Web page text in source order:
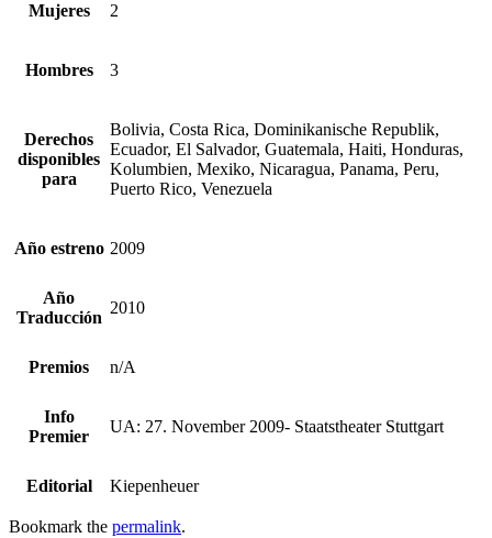
Mujeres 2
Hombres 3
Derechos
disponibles
para
Bolivia, Costa Rica, Dominikanische Republik,
Ecuador, El Salvador, Guatemala, Haiti, Honduras,
Kolumbien, Mexiko, Nicaragua, Panama, Peru,
Puerto Rico, Venezuela
Año estreno 2009
Año
Traducción
2010
Premios n/A
Info
Premier
UA: 27. November 2009- Staatstheater Stuttgart
Editorial Kiepenheuer
Bookmark the permalink.